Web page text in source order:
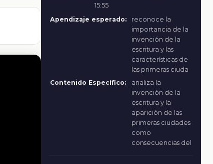
15:55
Apendizaje esperado:
reconoce la
importancia de la
invención de la
escritura y las
características de
las primeras ciuda
Contenido Específico:
analiza la
invención de la
escritura y la
aparición de las
primeras ciudades
como
consecuencias del